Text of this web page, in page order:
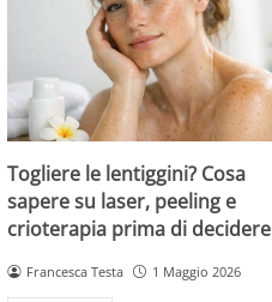
Togliere le lentiggini? Cosa
sapere su laser, peeling e
crioterapia prima di decidere
Francesca Testa 1 Maggio 2026